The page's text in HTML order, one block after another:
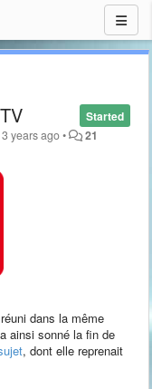
Started
3 years ago• 21
dans la même
ainsi sonné la fin de
, dont elle reprenait